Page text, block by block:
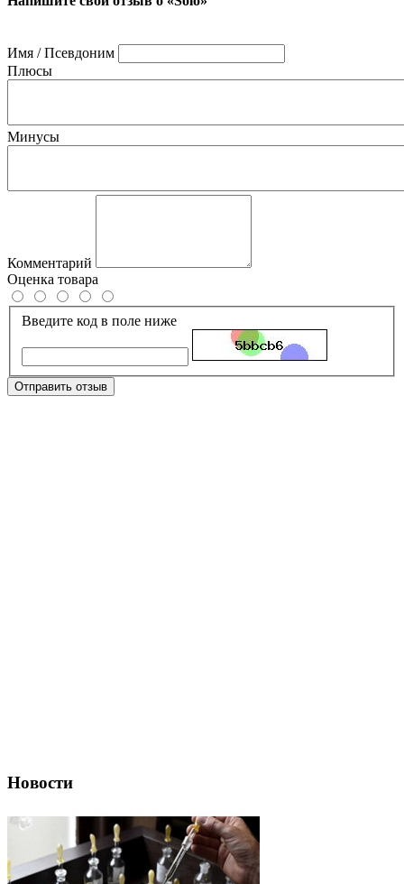
Имя / Псевдоним
Плюсы
Минусы
Комментарий
Оценка товара
Введите код в поле ниже
Отправить отзыв
Новости